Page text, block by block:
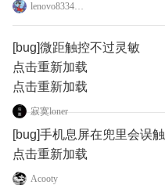
lenovo83340044
[bug]微距触控不过灵敏
点击重新加载
点击重新加载
寂寞loner
[bug]手机息屏在兜里会误触
点击重新加载
Acooty